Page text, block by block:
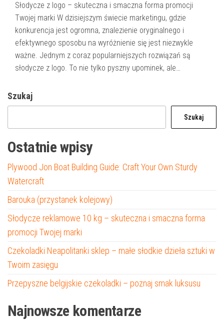
Słodycze z logo – skuteczna i smaczna forma promocji
Twojej marki W dzisiejszym świecie marketingu, gdzie
konkurencja jest ogromna, znalezienie oryginalnego i
efektywnego sposobu na wyróżnienie się jest niezwykle
ważne. Jednym z coraz popularniejszych rozwiązań są
słodycze z logo. To nie tylko pyszny upominek, ale…
Szukaj
Szukaj
Ostatnie wpisy
Plywood Jon Boat Building Guide: Craft Your Own Sturdy
Watercraft
Barouka (przystanek kolejowy)
Słodycze reklamowe 10 kg – skuteczna i smaczna forma
promocji Twojej marki
Czekoladki Neapolitanki sklep – małe słodkie dzieła sztuki w
Twoim zasięgu
Przepyszne belgijskie czekoladki – poznaj smak luksusu
Najnowsze komentarze